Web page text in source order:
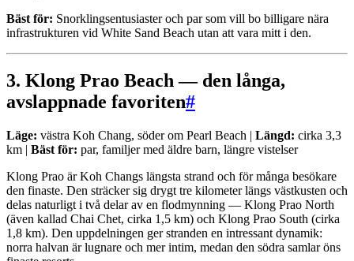
Bäst för: Snorklingsentusiaster och par som vill bo billigare nära
infrastrukturen vid White Sand Beach utan att vara mitt i den.
3. Klong Prao Beach — den långa,
avslappnade favoriten#
Läge: västra Koh Chang, söder om Pearl Beach | Längd: cirka 3,3
km | Bäst för: par, familjer med äldre barn, längre vistelser
Klong Prao är Koh Changs längsta strand och för många besökare
den finaste. Den sträcker sig drygt tre kilometer längs västkusten och
delas naturligt i två delar av en flodmynning — Klong Prao North
(även kallad Chai Chet, cirka 1,5 km) och Klong Prao South (cirka
1,8 km). Den uppdelningen ger stranden en intressant dynamik:
norra halvan är lugnare och mer intim, medan den södra samlar öns